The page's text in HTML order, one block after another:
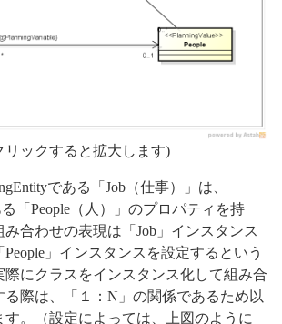
リックすると拡大します)
である「Job（仕事）」は、
る「People（人）」のプロパティを持
合わせの表現は「Job」インスタンス
」インスタンスを設定するという
際にクラスをインスタンス化して組み合
る際は、「１：N」の関係であるため以
。（設定によっては、上図のように